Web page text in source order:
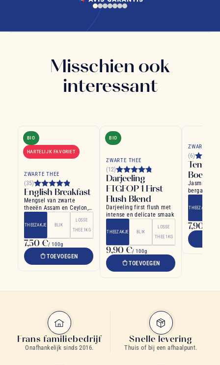
Misschien ook
interessant
BIO
HARTELIJK FAVORIET
ZWARTE THEE
(35)
English Breakfast
Mengsel van zwarte
theeën Assam en Ceylon,
THEEZAKJE BLIK
LOSSE
THEE 1KG
7,50 €/ 100g
TOEVOEGEN
BIO
ZWARTE THEE
(12)
Darjeeling
FTGFOP 1 First
Flush Blend
Darjeeling first flush met
intense en delicate smaak
THEEZAKJE BLIK
LOSSE
THEE 1KG
9,90 €/ 100g
TOEVOEGEN
ZWARTE
(6)
Tempel
Jasmijn,
bergamote !
THEEZAKJE
7,90 €
Frans familiebedrijf
Onafhankelijk sinds 2016.
Snelle levering
Thuis of bij een afhaalpunt.